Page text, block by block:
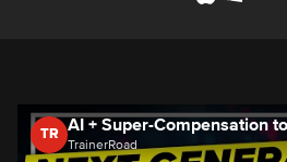
TR
TrainerRoad